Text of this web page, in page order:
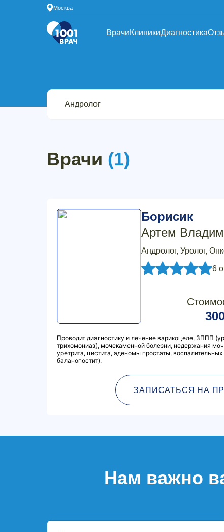
Москва
ВрачиКлиникиДиагностика
Врачи (1)
Борисик
Артем
Андролог, Уролог,
6
Проводит диагностику и лечение варикоцеле, ЗППП
трихомониаз), мочекаменной болезни, недержания
уретрита, цистита, аденомы простаты,
баланопостит).
ЗАПИСАТЬСЯ НА
Нам важно